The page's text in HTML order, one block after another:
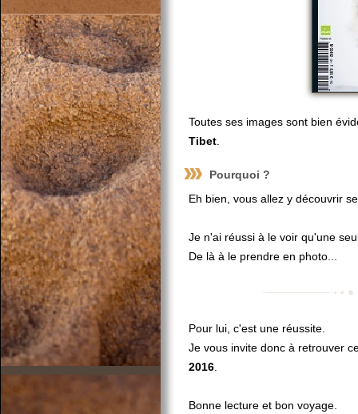
Toutes ses images sont bien
Tibet
Pourquoi ?
Eh bien, vous allez y découvrir
Je n'ai réussi à le voir qu'une
De là à le prendre en photo...
Pour lui, c'est une réussite.
Je vous invite donc à retrouver
2016
Bonne lecture et bon voyage.